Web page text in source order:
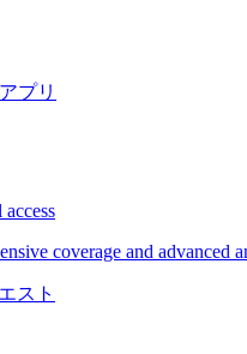
プリ
access
coverage and advanced
スト